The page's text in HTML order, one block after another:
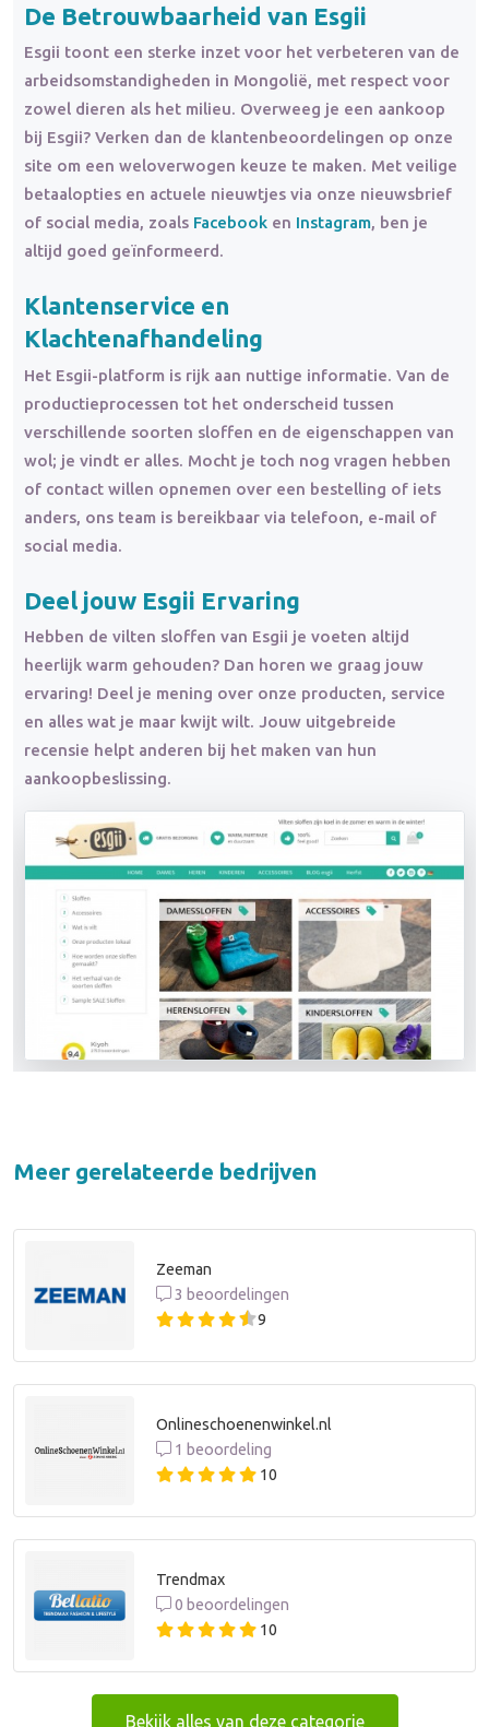
De Betrouwbaarheid van Esgii
Esgii toont een sterke inzet voor het verbeteren van de
arbeidsomstandigheden in Mongolië, met respect voor
zowel dieren als het milieu. Overweeg je een aankoop
bij Esgii? Verken dan de klantenbeoordelingen op onze
site om een weloverwogen keuze te maken. Met veilige
betaalopties en actuele nieuwtjes via onze nieuwsbrief
of social media, zoals Facebook en Instagram, ben je
altijd goed geïnformeerd.
Klantenservice en
Klachtenafhandeling
Het Esgii-platform is rijk aan nuttige informatie. Van de
productieprocessen tot het onderscheid tussen
verschillende soorten sloffen en de eigenschappen van
wol; je vindt er alles. Mocht je toch nog vragen hebben
of contact willen opnemen over een bestelling of iets
anders, ons team is bereikbaar via telefoon, e-mail of
social media.
Deel jouw Esgii Ervaring
Hebben de vilten sloffen van Esgii je voeten altijd
heerlijk warm gehouden? Dan horen we graag jouw
ervaring! Deel je mening over onze producten, service
en alles wat je maar kwijt wilt. Jouw uitgebreide
recensie helpt anderen bij het maken van hun
aankoopbeslissing.
Meer gerelateerde bedrijven
Zeeman
3 beoordelingen
9
Onlineschoenenwinkel.nl
1 beoordeling
10
Trendmax
0 beoordelingen
10
Bekijk alles van deze categorie